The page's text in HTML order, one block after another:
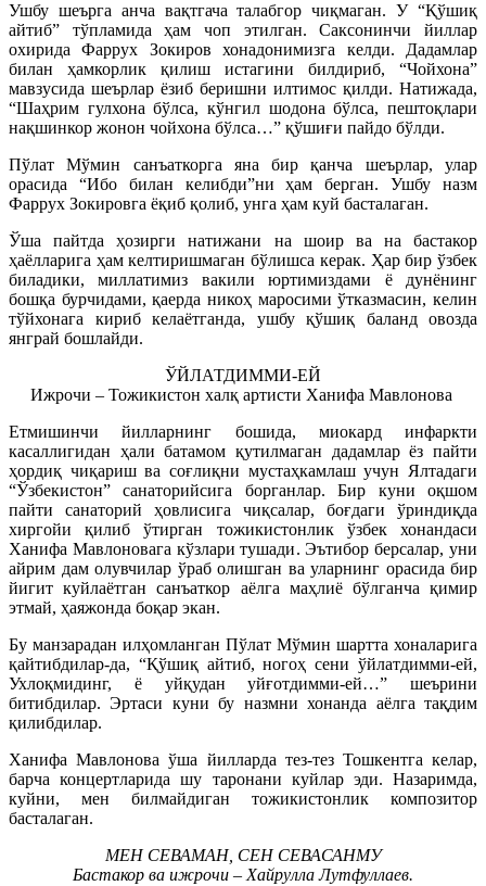
Ушбу шеърга анча вақтгача талабгор чиқмаган. У “Қўшиқ
айтиб” тўпламида ҳам чоп этилган. Саксонинчи йиллар
охирида Фаррух Зокиров хонадонимизга келди. Дадамлар
билан ҳамкорлик қилиш истагини билдириб, “Чойхона”
мавзусида шеърлар ёзиб беришни илтимос қилди. Натижада,
“Шаҳрим гулхона бўлса, кўнгил шодона бўлса, пештоқлари
нақшинкор жонон чойхона бўлса…” қўшиғи пайдо бўлди.
Пўлат Мўмин санъаткорга яна бир қанча шеърлар, улар
орасида “Ибо билан келибди”ни ҳам берган. Ушбу назм
Фаррух Зокировга ёқиб қолиб, унга ҳам куй басталаган.
Ўша пайтда ҳозирги натижани на шоир ва на бастакор
ҳаёлларига ҳам келтиришмаган бўлишса керак. Ҳар бир ўзбек
биладики, миллатимиз вакили юртимиздами ё дунёнинг
бошқа бурчидами, қаерда никоҳ маросими ўтказмасин, келин
тўйхонага кириб келаётганда, ушбу қўшиқ баланд овозда
янграй бошлайди.
ЎЙЛАТДИММИ-ЕЙ
Ижрочи – Тожикистон халқ артисти Ханифа Мавлонова
Етмишинчи йилларнинг бошида, миокард инфаркти
касаллигидан ҳали батамом қутилмаган дадамлар ёз пайти
ҳордиқ чиқариш ва соғлиқни мустаҳкамлаш учун Ялтадаги
“Ўзбекистон” санаторийсига борганлар. Бир куни оқшом
пайти санаторий ҳовлисига чиқсалар, боғдаги ўриндиқда
хиргойи қилиб ўтирган тожикистонлик ўзбек хонандаси
Ханифа Мавлоновага кўзлари тушади. Эътибор берсалар, уни
айрим дам олувчилар ўраб олишган ва уларнинг орасида бир
йигит куйлаётган санъаткор аёлга маҳлиё бўлганча қимир
этмай, ҳаяжонда боқар экан.
Бу манзарадан илҳомланган Пўлат Мўмин шартта хоналарига
қайтибдилар-да, “Қўшиқ айтиб, ногоҳ сени ўйлатдимми-ей,
Ухлоқмидинг, ё уйқудан уйғотдимми-ей…” шеърини
битибдилар. Эртаси куни бу назмни хонанда аёлга тақдим
қилибдилар.
Ханифа Мавлонова ўша йилларда тез-тез Тошкентга келар,
барча концертларида шу таронани куйлар эди. Назаримда,
куйни, мен билмайдиган тожикистонлик композитор
басталаган.
МЕН СЕВАМАН, СЕН СЕВАСАНМУ
Бастакор ва ижрочи – Хайрулла Лутфуллаев.